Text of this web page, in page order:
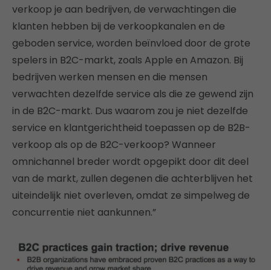
verkoop je aan bedrijven, de verwachtingen die
klanten hebben bij de verkoopkanalen en de
geboden service, worden beïnvloed door de grote
spelers in B2C-markt, zoals Apple en Amazon. Bij
bedrijven werken mensen en die mensen
verwachten dezelfde service als die ze gewend zijn
in de B2C-markt. Dus waarom zou je niet dezelfde
service en klantgerichtheid toepassen op de B2B-
verkoop als op de B2C-verkoop? Wanneer
omnichannel breder wordt opgepikt door dit deel
van de markt, zullen degenen die achterblijven het
uiteindelijk niet overleven, omdat ze simpelweg de
concurrentie niet aankunnen.”